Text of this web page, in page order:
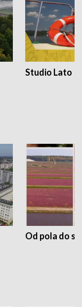
Studio Lato
Od pola do